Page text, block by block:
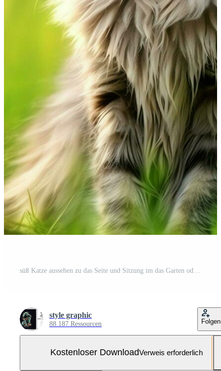
style graphic
88.187 Ressourcen Folgen
Kostenloser DownloadVerweis erforderlich